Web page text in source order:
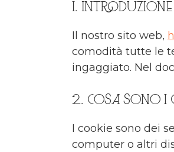
1. Introduzione
Il nostro sito web,
comodità tutte le
ingaggiato. Nel
2. Cosa sono i
I cookie sono dei
computer o altri